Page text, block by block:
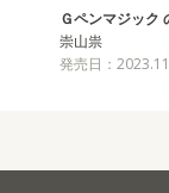
Ｇペンマジック
崇山祟
発売日：